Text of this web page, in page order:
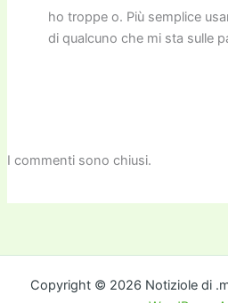
ho troppe o. Più semplice
di qualcuno che mi sta sulle
I commenti sono chiusi.
Copyright © 2026 Notiziole di